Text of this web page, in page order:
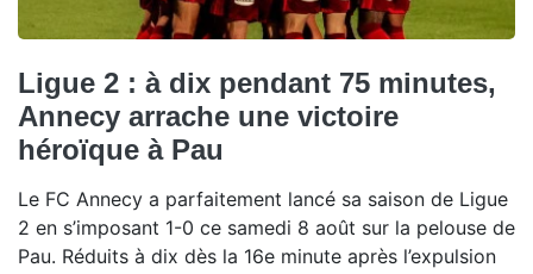
Ligue 2 : à dix pendant 75 minutes,
Annecy arrache une victoire
héroïque à Pau
Le FC Annecy a parfaitement lancé sa saison de Ligue
2 en s’imposant 1-0 ce samedi 8 août sur la pelouse de
Pau. Réduits à dix dès la 16e minute après l’expulsion